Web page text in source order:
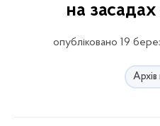
на засадах
опубліковано 19
Архів